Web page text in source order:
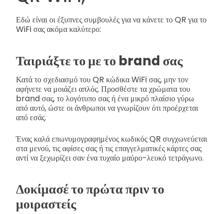
Εδώ είναι οι έξυπνες συμβουλές για να κάνετε το QR για το
WiFi σας ακόμα καλύτερο:
Ταιριάξτε το με το brand σας
Κατά το σχεδιασμό του QR κώδικα WiFi σας, μην τον
αφήνετε να μοιάζει απλός. Προσθέστε τα χρώματα του
brand σας, το λογότυπο σας ή ένα μικρό πλαίσιο γύρω
από αυτό, ώστε οι άνθρωποι να γνωρίζουν ότι προέρχεται
από εσάς.
Ένας καλά επωνυμογραφημένος κωδικός QR συγχωνεύεται
στα μενού, τις αφίσες σας ή τις επαγγελματικές κάρτες σας
αντί να ξεχωρίζει σαν ένα τυχαίο μαύρο-λευκό τετράγωνο.
Δοκίμασέ το πρώτα πριν το
μοιραστείς